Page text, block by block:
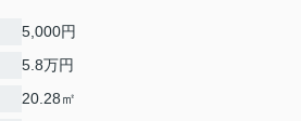
5,000円
5.8万円
20.28㎡